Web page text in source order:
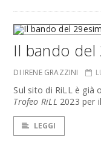
Il bando del
DI IRENE GRAZZINI
Sul sito di RiLL è già
Trofeo RiLL 2023 per
LEGGI